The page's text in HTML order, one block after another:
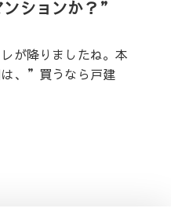
ションか？”
が降りましたね。本
、”買うなら戸建